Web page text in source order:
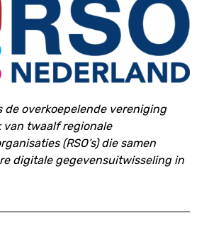
de overkoepelende vereniging
van twaalf regionale
(RSO’s) die samen
digitale gegevensuitwisseling in